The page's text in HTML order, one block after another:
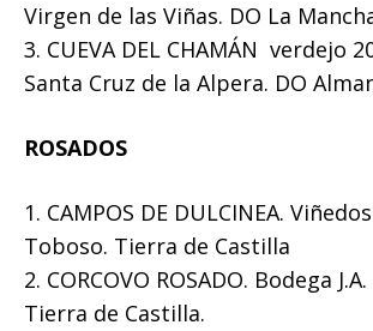
Virgen de las Viñas. DO La
3. CUEVA DEL CHAMÁN verdejo
Santa Cruz de la Alpera. DO
ROSADOS
1. CAMPOS DE DULCINEA.
Toboso. Tierra de Castilla
2. CORCOVO ROSADO. Bodega
Tierra de Castilla.